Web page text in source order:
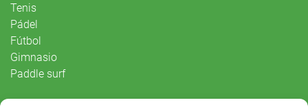
Tenis
Pádel
Fútbol
Gimnasio
Paddle surf